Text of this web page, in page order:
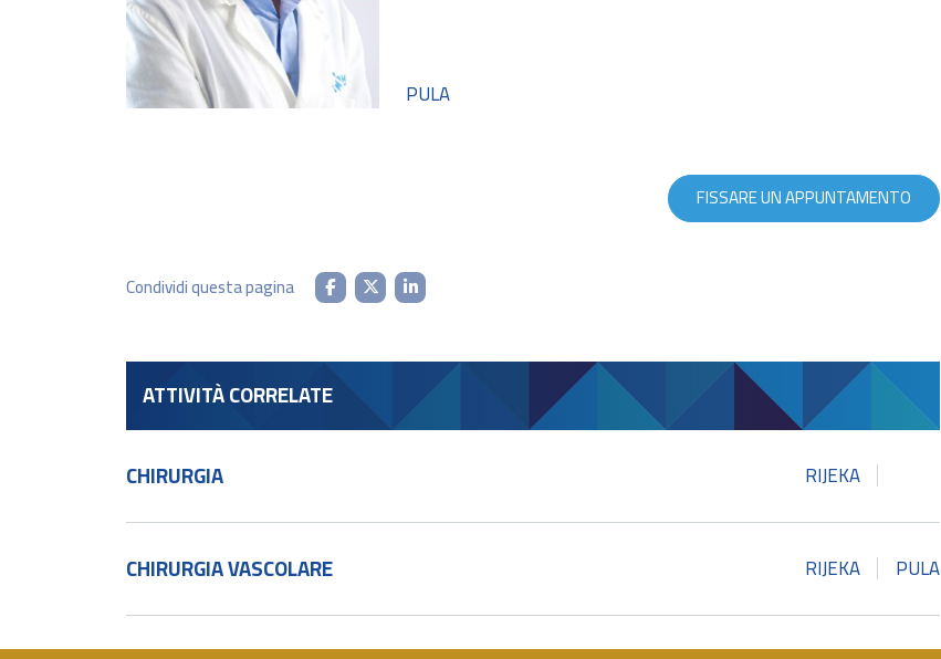
PULA
FISSARE UN APPUNTAMENTO
Condividi questa pagina
ATTIVITÀ CORRELATE
CHIRURGIA RIJEKA
CHIRURGIA VASCOLARE RIJEKA PULA